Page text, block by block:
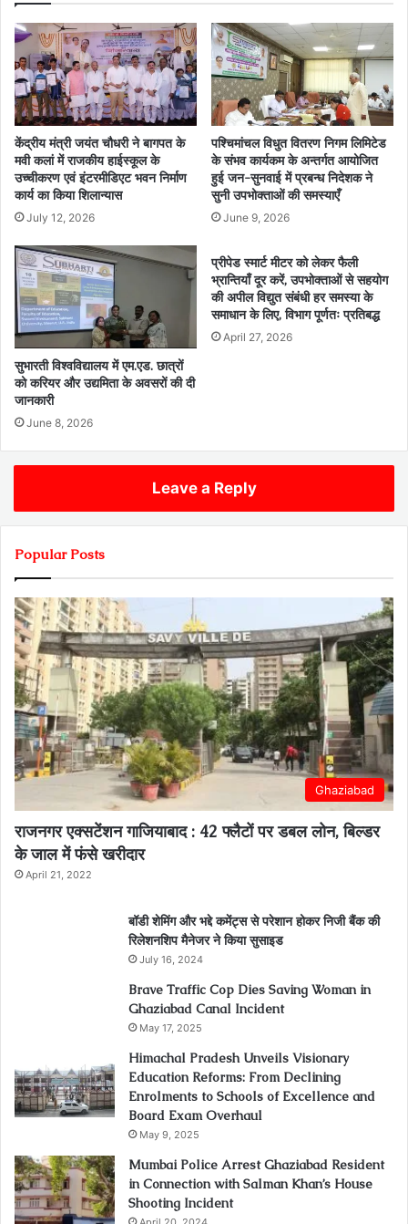
केंद्रीय मंत्री जयंत चौधरी ने बागपत के
मवी कलां में राजकीय हाईस्कूल के
उच्चीकरण एवं इंटरमीडिएट भवन निर्माण
कार्य का किया शिलान्यास
July 12, 2026
पश्चिमांचल विधुत वितरण निगम लिमिटेड
के संभव कार्यकम के अन्तर्गत आयोजित
हुई जन-सुनवाई में प्रबन्ध निदेशक ने
सुनी उपभोक्ताओं की समस्याएँ
June 9, 2026
सुभारती विश्वविद्यालय में एम.एड. छात्रों
को करियर और उद्यमिता के अवसरों की दी
जानकारी
June 8, 2026
प्रीपेड स्मार्ट मीटर को लेकर फैली
भ्रान्तियाँ दूर करें, उपभोक्ताओं से सहयोग
की अपील विद्युत संबंधी हर समस्या के
समाधान के लिए, विभाग पूर्णतः प्रतिबद्ध
April 27, 2026
Leave a Reply
Popular Posts
Ghaziabad
राजनगर एक्सटेंशन गाजियाबाद : 42 फ्लैटों पर डबल लोन, बिल्डर
के जाल में फंसे खरीदार
April 21, 2022
बॉडी शेमिंग और भद्दे कमेंट्स से परेशान होकर निजी बैंक की
रिलेशनशिप मैनेजर ने किया सुसाइड
July 16, 2024
Brave Traffic Cop Dies Saving Woman in
Ghaziabad Canal Incident
May 17, 2025
Himachal Pradesh Unveils Visionary
Education Reforms: From Declining
Enrolments to Schools of Excellence and
Board Exam Overhaul
May 9, 2025
Mumbai Police Arrest Ghaziabad Resident
in Connection with Salman Khan’s House
Shooting Incident